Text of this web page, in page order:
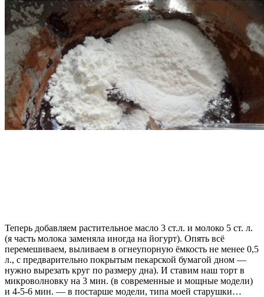
Теперь добавляем растительное масло 3 ст.л. и молоко 5 ст. л.
(я часть молока заменяла иногда на йогурт). Опять всё
перемешиваем, выливаем в огнеупорную ёмкость не менее 0,5
л., с предварительно покрытым пекарской бумагой дном —
нужно вырезать круг по размеру дна). И ставим наш торт в
микроволновку на 3 мин. (в современные и мощные модели)
и 4-5-6 мин. — в постарше модели, типа моей старушки…